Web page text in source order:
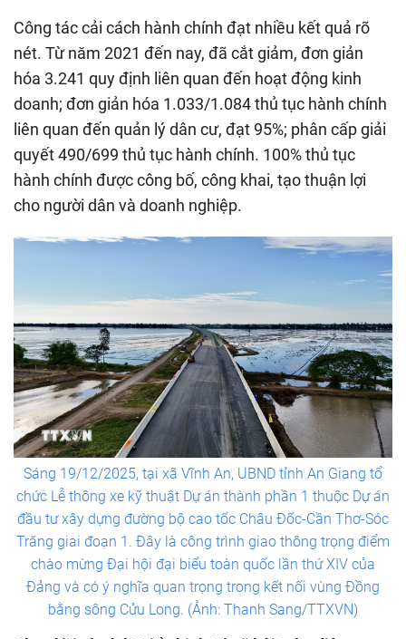
Công tác cải cách hành chính đạt nhiều kết quả rõ
nét. Từ năm 2021 đến nay, đã cắt giảm, đơn giản
hóa 3.241 quy định liên quan đến hoạt động kinh
doanh; đơn giản hóa 1.033/1.084 thủ tục hành chính
liên quan đến quản lý dân cư, đạt 95%; phân cấp giải
quyết 490/699 thủ tục hành chính. 100% thủ tục
hành chính được công bố, công khai, tạo thuận lợi
cho người dân và doanh nghiệp.
Sáng 19/12/2025, tại xã Vĩnh An, UBND tỉnh An Giang tổ
chức Lễ thông xe kỹ thuật Dự án thành phần 1 thuộc Dự án
đầu tư xây dựng đường bộ cao tốc Châu Đốc-Cần Thơ-Sóc
Trăng giai đoạn 1. Đây là công trình giao thông trọng điểm
chào mừng Đại hội đại biểu toàn quốc lần thứ XIV của
Đảng và có ý nghĩa quan trọng trong kết nối vùng Đồng
bằng sông Cửu Long. (Ảnh: Thanh Sang/TTXVN)